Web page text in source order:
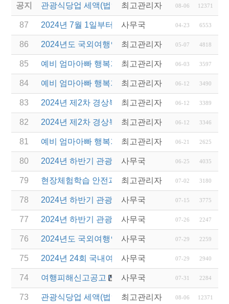
공지 관광식당업 세액(법인세 및 소득세)감면 제도 안내
최고관리자 08-06 12371
87 2024년 7월 1일부터 출국납부금 인하
사무국 04-23 6553
86 2024년도 국외여행인솔자(T/C) 소양교육(2차) 실
최고관리자 05-07 4818
85 예비 엄마아빠 행복가족여행 지원사업 운영전담여
최고관리자 06-03 3597
84 예비 엄마아빠 행복가족여행 지원사업 운영전담여
최고관리자 06-12 3490
83 2024년 제2차 경상북도 관광진흥기금 융자 공고
최고관리자 06-12 3389
82 2024년 제2차 경상북도 관광진흥기금 보조사업 공고
최고관리자 06-12 3346
81 예비 엄마아빠 행복가족여행 지원사업 전담여행사
최고관리자 06-21 2625
80 2024년 하반기 관광진흥개발기금 융지지원지침 공
사무국 06-25 4035
79 현장체험학습 안전과정(신규.재강습) 교육 실시 및
최고관리자 07-02 3180
78 2024년 하반기 관광진흥개발기금 7월 접수일정 변
사무국 07-15 3775
77 2024년 하반기 관광기금 융자 예산 소진에 따른 접
사무국 07-26 2247
76 2024년도 국외여행인솔자(T/C) 소양교육(3차) 실
사무국 07-29 2259
75 2024년 24회 국내여행안내사 자격 시험일정 안내
사무국 07-29 2940
74 여행피해신고공고 사무국 07-31 2284
73 관광식당업 세액(법인세 및 소득세)감면 제도 안내
최고관리자 08-06 12371